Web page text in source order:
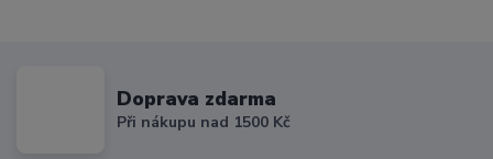
Doprava zdarma
Při nákupu nad 1500 Kč